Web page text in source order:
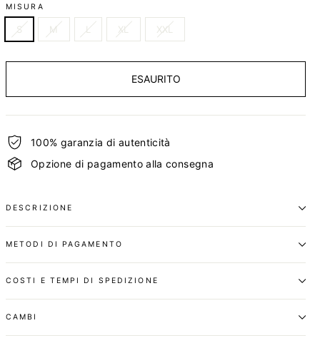
MISURA
S M L XL XXL
ESAURITO
100% garanzia di autenticità
Opzione di pagamento alla consegna
DESCRIZIONE
METODI DI PAGAMENTO
COSTI E TEMPI DI SPEDIZIONE
CAMBI